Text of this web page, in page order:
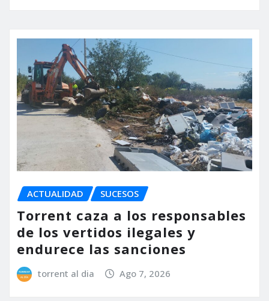
ACTUALIDAD SUCESOS
Torrent caza a los responsables
de los vertidos ilegales y
endurece las sanciones
torrent al dia Ago 7, 2026